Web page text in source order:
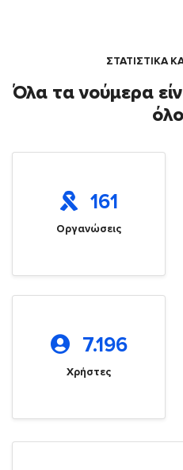
ΣΤΑΤΙΣΤΙΚΑ
Όλα τα νούμερα
161
Οργανώσεις
7.196
Χρήστες